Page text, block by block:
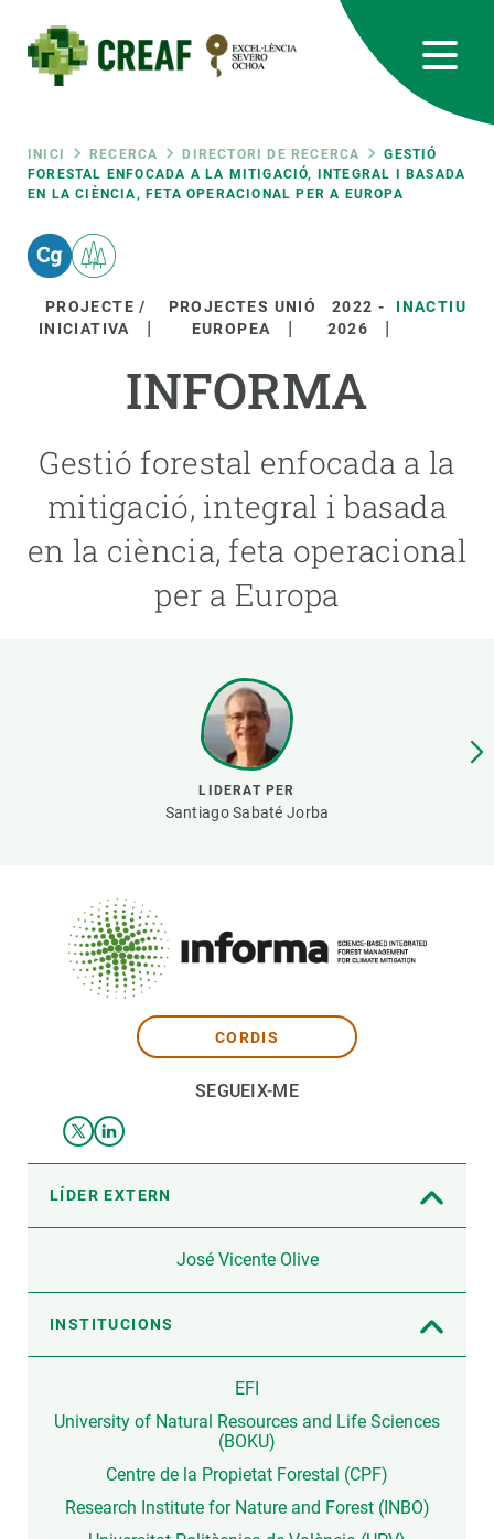
contingut
Fil
d'ariadna
INICI RECERCA DIRECTORI DE RECERCA
GESTIÓ
FORESTAL ENFOCADA A LA MITIGACIÓ, INTEGRAL I BASADA
EN LA CIÈNCIA, FETA OPERACIONAL PER A EUROPA
PROJECTE /
INICIATIVA
PROJECTES UNIÓ
EUROPEA
2022 -
2026
INACTIU
INFORMA
Gestió forestal enfocada a la
mitigació, integral i basada
en la ciència, feta operacional
per a Europa
LIDERAT PER
Santiago Sabaté Jorba
CORDIS
SEGUEIX-ME
LÍDER EXTERN
José Vicente Olive
INSTITUCIONS
EFI
University of Natural Resources and Life Sciences
(BOKU)
Centre de la Propietat Forestal (CPF)
Research Institute for Nature and Forest (INBO)
RRSS
Featured
responsive
Responsive
menu
SOBRE NOSALTRES
UNEIX-TE A NOSALTRES
PARTICIPA
NOTÍCIES I AGENDA